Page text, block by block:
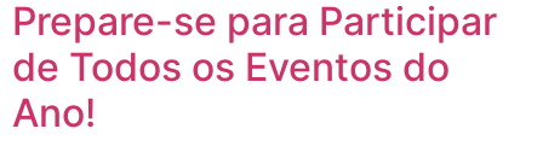
Prepare-se para Participar
de Todos os Eventos do
Ano!